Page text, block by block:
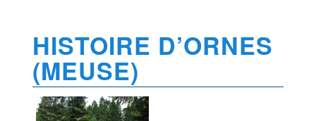
HISTOIRE D’ORNES
(MEUSE)